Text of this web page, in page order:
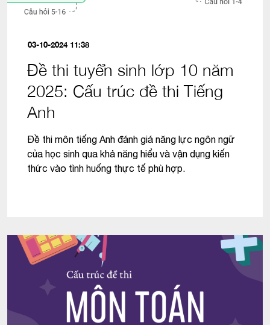
03-10-2024 11:38
Đề thi tuyển sinh lớp 10 năm
2025: Cấu trúc đề thi Tiếng
Anh
Đề thi môn tiếng Anh đánh giá năng lực ngôn ngữ
của học sinh qua khả năng hiểu và vận dụng kiến
thức vào tình huống thực tế phù hợp.